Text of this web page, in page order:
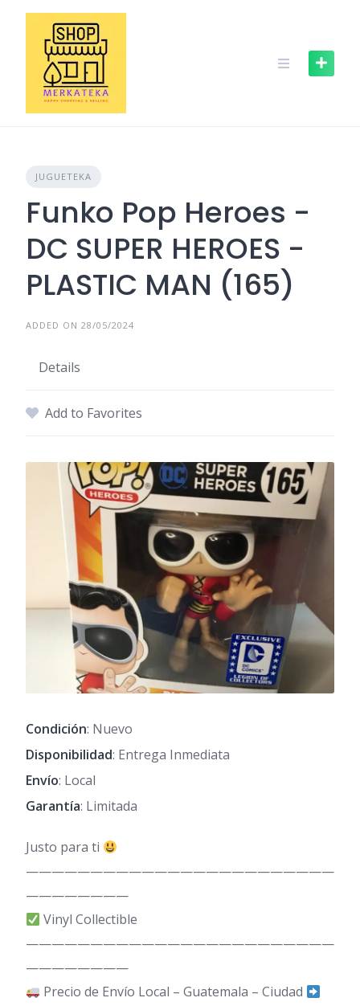
JUGUETEKA
Funko Pop Heroes -
DC SUPER HEROES -
PLASTIC MAN (165)
ADDED ON 28/05/2024
Details
Add to Favorites
Condición: Nuevo
Disponibilidad: Entrega Inmediata
Envío: Local
Garantía: Limitada
Justo para ti
————————————————————————
————————
Vinyl Collectible
————————————————————————
————————
Precio de Envío Local – Guatemala – Ciudad